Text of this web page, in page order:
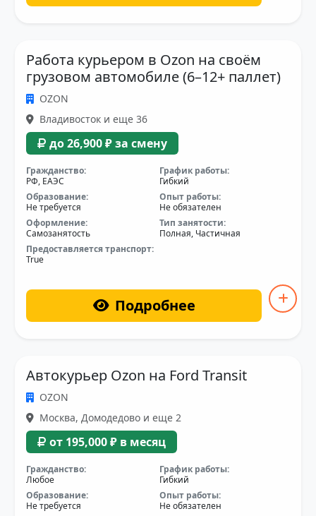
Работа курьером в Ozon на своём
грузовом автомобиле (6–12+ паллет)
OZON
Владивосток и еще 36
до 26,900 ₽ за смену
Гражданство:
РФ, ЕАЭС
График работы:
Гибкий
Образование:
Не требуется
Опыт работы:
Не обязателен
Оформление:
Самозанятость
Тип занятости:
Полная, Частичная
Предоставляется транспорт:
True
Подробнее
Автокурьер Ozon на Ford Transit
OZON
Москва, Домодедово и еще 2
от 195,000 ₽ в месяц
Гражданство:
Любое
График работы:
Гибкий
Образование:
Не требуется
Опыт работы:
Не обязателен